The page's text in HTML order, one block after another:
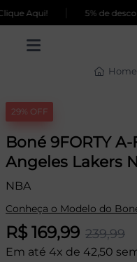
Aqui! 5% de
Home
29% OFF
Boné 9FORTY
Angeles Lakers
NBA
Conheça o Modelo do
R$ 169,99 239,99
Em até 4x de 42,50